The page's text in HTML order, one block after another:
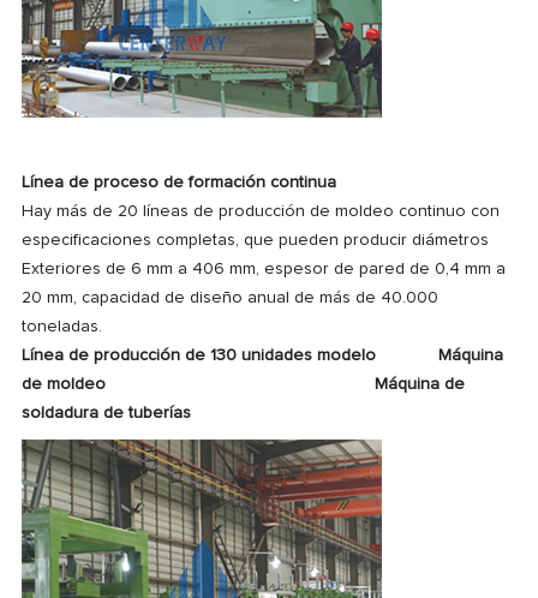
Línea de proceso de formación continua
Hay más de 20 líneas de producción de moldeo continuo con
especificaciones completas, que pueden producir diámetros
Exteriores de 6 mm a 406 mm, espesor de pared de 0,4 mm a
20 mm, capacidad de diseño anual de más de 40.000
toneladas.
Línea de producción de 130 unidades modelo
Máquina
de moldeo
Máquina de
soldadura de tuberías